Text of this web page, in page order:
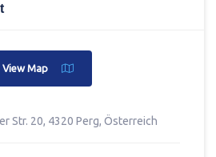
View Map
Str. 20, 4320 Perg, Österreich